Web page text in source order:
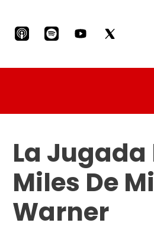
La
Miles De
Warner